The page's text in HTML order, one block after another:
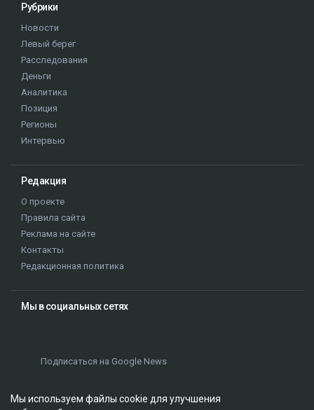
Рубрики
Новости
Левый берег
Расследования
Деньги
Аналитика
Позиция
Регионы
Интервью
Редакция
О проекте
Правила сайта
Реклама на сайте
Контакты
Редакционная политика
Мы в социальных сетях
Подписаться на Google News
Мы используем файлы cookie для улучшения